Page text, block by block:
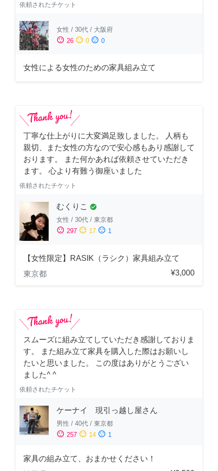
依頼されたチケット
女性 / 30代 / 大阪府
sentiment_satisfied 26 sentiment_neutral 0 sentiment_dissatisfied 0
女性による女性のための家具組み立て
丁寧な仕上がりに大変満足致しました。 人柄も
親切、また女性の方なので安心感もあり感謝して
おります。 また何かあれば依頼させていただき
ます。 心より有難う御座いました
依頼されたチケット
むくりこ check_circle
女性 / 30代 / 東京都
sentiment_satisfied 297 sentiment_neutral 17 sentiment_dissatisfied 1
【女性限定】RASIK（ラシク）家具組み立て
東京都
¥3,000
スムーズに組み立てしていただき感謝しておりま
す。 また組み立て家具を購入した際はお願いし
たいと思いました。 この度はありがとうござい
ました^ ^
依頼されたチケット
ケーナイ 現引っ越し屋さん
男性 / 40代 / 東京都
sentiment_satisfied 257 sentiment_neutral 14 sentiment_dissatisfied 1
家具の組み立て、おまかせください！